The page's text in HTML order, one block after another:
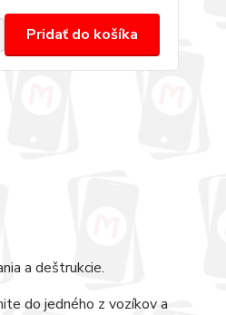
Pridať do košíka
a deštrukcie.
do jedného z vozíkov a